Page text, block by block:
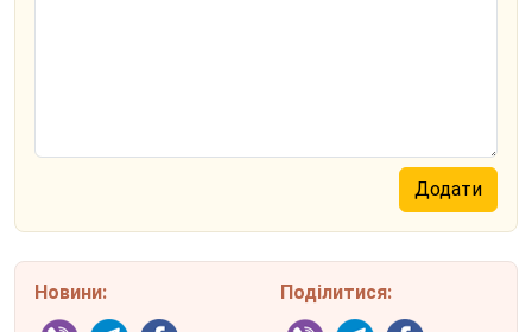
Новини: Поділитися: